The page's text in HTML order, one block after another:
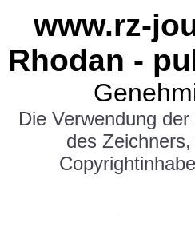
www.rz-
Rhodan -
Die Verwendung
des